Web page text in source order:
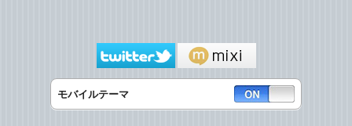
モバイルテーマ